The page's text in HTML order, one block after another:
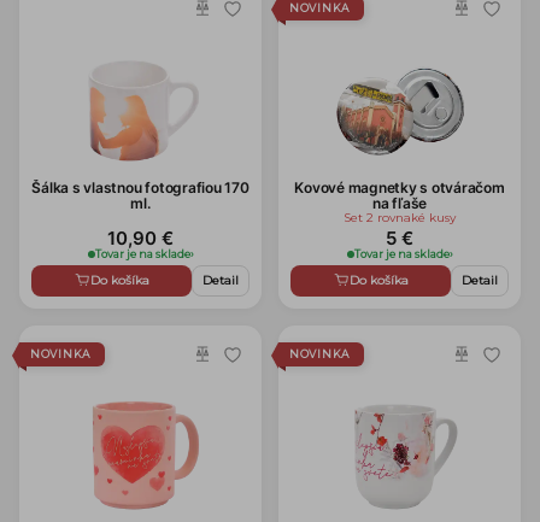
Šálka s vlastnou fotografiou 170
ml.
10,90 €
Tovar je na sklade›
Do košíka Detail
NOVINKA
Kovové magnetky s otváračom
na fľaše
Set 2 rovnaké kusy
5 €
Tovar je na sklade›
Do košíka Detail
NOVINKA NOVINKA